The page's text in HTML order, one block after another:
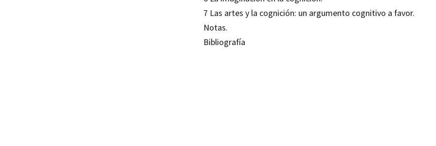
7 Las artes y la cognición: un argumento cognitivo a favor.
Notas.
Bibliografía